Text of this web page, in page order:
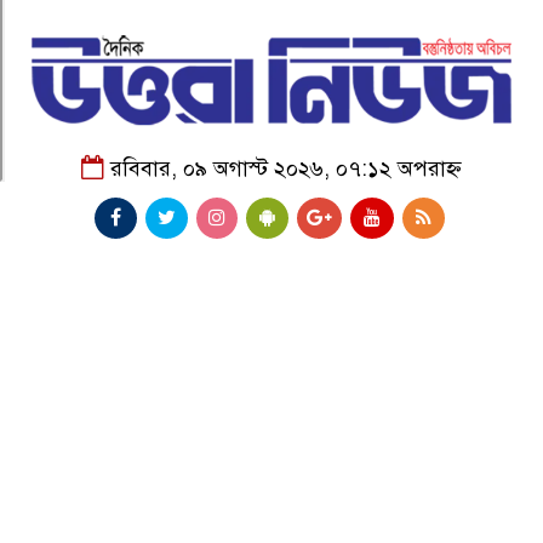
রবিবার, ০৯ অগাস্ট ২০২৬, ০৭:১২ অপরাহ্ন